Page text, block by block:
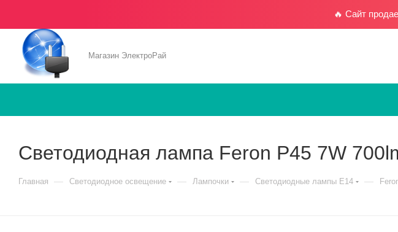
🔥 Сайт
Магазин ЭлектроРай
Светодиодная лампа Feron P45 7W
Главная — Светодиодное освещение — Лампочки — Светодиодные лампы E14 —